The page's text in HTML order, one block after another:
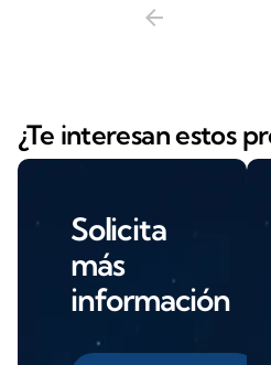
arrow_back
¿Te interesan estos
Solicita
más
información